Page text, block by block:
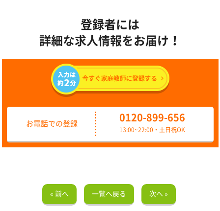
登録者には
詳細な求人情報をお届け！
お電話での登録
0120-899-656
13:00~22:00・土日祝OK
« 前へ 一覧へ戻る 次へ »